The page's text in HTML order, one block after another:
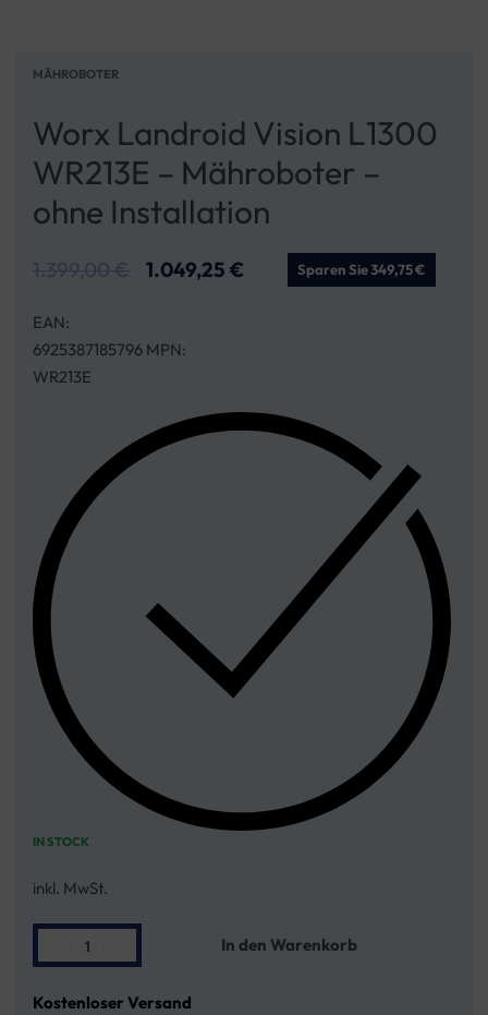
MÄHROBOTER
Worx Landroid Vision L1300
WR213E – Mähroboter –
ohne Installation
1.399,00€ 1.049,25 € Sparen Sie 349,75 €
EAN:
6925387185796 MPN:
WR213E
IN STOCK
inkl. MwSt.
In den Warenkorb
Kostenloser Versand